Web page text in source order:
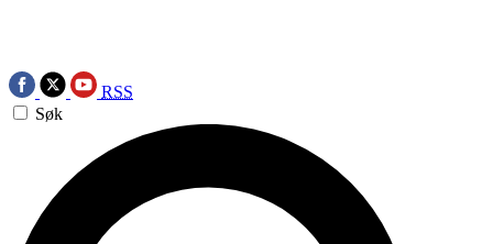
RSS
Søk